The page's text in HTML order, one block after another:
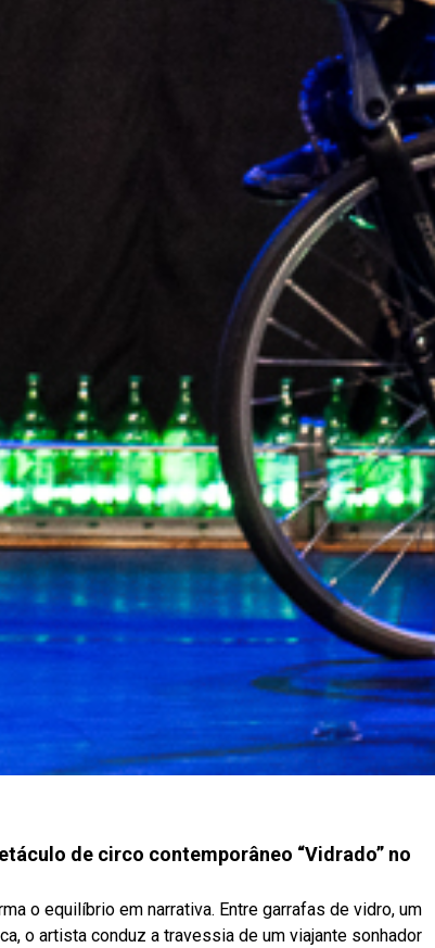
de circo contemporâneo “Vidrado” no
o equilíbrio em narrativa. Entre garrafas de vidro, um
o artista conduz a travessia de um viajante sonhador